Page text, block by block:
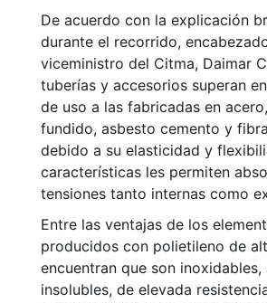
De acuerdo con la explicación
durante el recorrido,
viceministro del Citma, Daimar
tuberías y accesorios superan
de uso a las fabricadas en
fundido, asbesto cemento y
debido a su elasticidad y
características les permiten
tensiones tanto internas como
Entre las ventajas de los
producidos con polietileno de
encuentran que son
insolubles, de elevada